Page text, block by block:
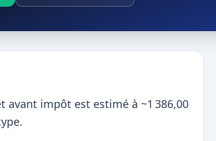
avant impôt est estimé à ~1 386,00